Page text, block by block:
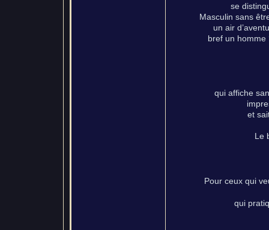
se
Masculin sans
un air
bref un homme
qui affiche
et
Le
Pour ceux qui
qui